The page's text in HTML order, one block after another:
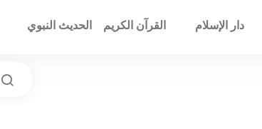
دار الإسلام القرآن الكريم الحديث النبوي